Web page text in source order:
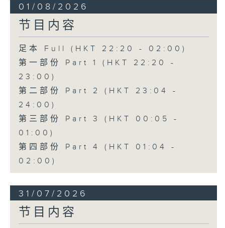
01/08/2026
节目内容
足本 Full (HKT 22:20 - 02:00)
第一部份 Part 1 (HKT 22:20 -
23:00)
第二部份 Part 2 (HKT 23:04 -
24:00)
第三部份 Part 3 (HKT 00:05 -
01:00)
第四部份 Part 4 (HKT 01:04 -
02:00)
31/07/2026
节目内容